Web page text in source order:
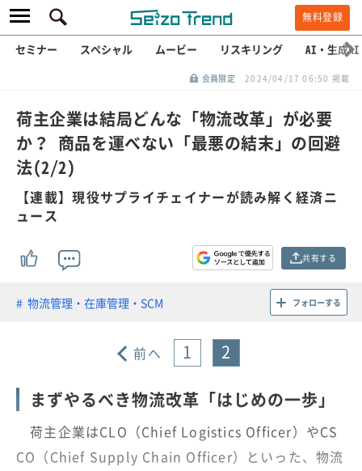
無料登録
セミナー スペシャル ムービー リスキリング AI・生成AI
会員限定 2024/04/17 06:50 掲載
荷主企業は結局どんな「物流改革」が必要
か？ 商品を運べない「最悪の結末」の回避
法(2/2)
【連載】現役サプライチェイナーが読み解く経済ニ
ュース
共有する
物流管理・在庫管理・SCM フォローする
前へ 1 2
まずやるべき物流改革「はじめの一歩」
荷主企業はCLO（Chief Logistics Officer）やCS
CO（Chief Supply Chain Officer）といった、物流